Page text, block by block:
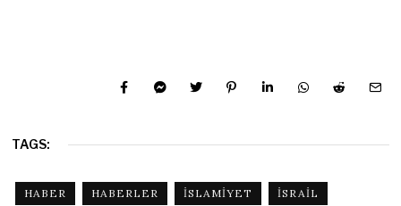
TAGS:
HABER HABERLER ISLAMIYET
ISRAIL